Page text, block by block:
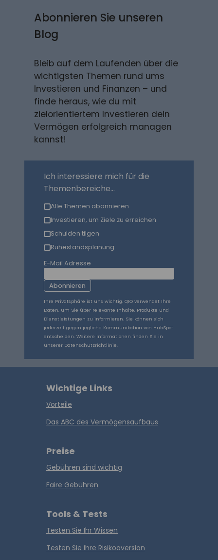
Abonnieren Sie unseren
Blog
Bleib auf dem Laufenden über die
wichtigsten Themen rund ums
Investieren und Finanzen – und
finde heraus, wie du mit
zielorientiertem Investieren dein
Vermögen erfolgreich managen
kannst!
Ich interessiere mich für die
Themenbereiche...
Alle Themen abonnieren
Investieren, um Ziele zu erreichen
Schulden tilgen
Ruhestandsplanung
E-Mail Adresse
Abonnieren
Ihre Privatsphäre ist uns wichtig. QIO verwendet Ihre
Daten, um Sie über relevante Inhalte, Produkte und
Dienstleistungen zu informieren. Sie können sich
jederzeit gegen jegliche Kommunikation von HubSpot
entscheiden. Weitere Informationen finden Sie in
unserer Datenschutzrichtlinie.
Wichtige Links
Vorteile
Das ABC des Vermögensaufbaus
Preise
Gebühren sind wichtig
Faire Gebühren
Tools & Tests
Testen Sie Ihr Wissen
Testen Sie Ihre Risikoaversion